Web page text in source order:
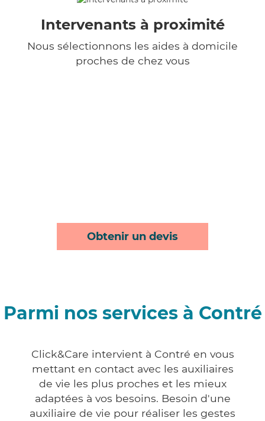
Intervenants à proximité
Nous sélectionnons les aides à domicile
proches de chez vous
Obtenir un devis
Parmi nos services à Contré
Click&Care intervient à Contré en vous
mettant en contact avec les auxiliaires
de vie les plus proches et les mieux
adaptées à vos besoins. Besoin d'une
auxiliaire de vie pour réaliser les gestes